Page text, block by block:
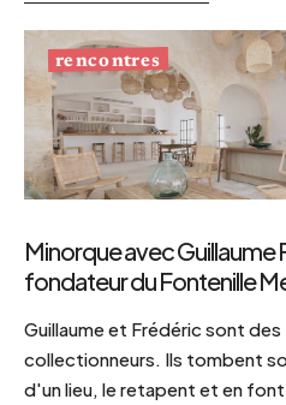
rencontres
Minorque avec
fondateur du Fontenille
Guillaume et Frédéric sont des
collectionneurs. Ils tombent
d'un lieu, le retapent et en